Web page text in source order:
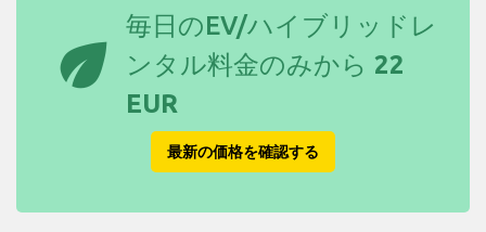
eco
毎日のEV/ハイブリッドレ
ンタル料金のみから 22
EUR
最新の価格を確認する